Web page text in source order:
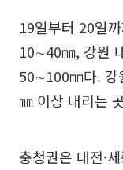
19일부터 20일
10∼40㎜, 강원
50∼100㎜다. 강
㎜ 이상 내리는
충청권은 대전·